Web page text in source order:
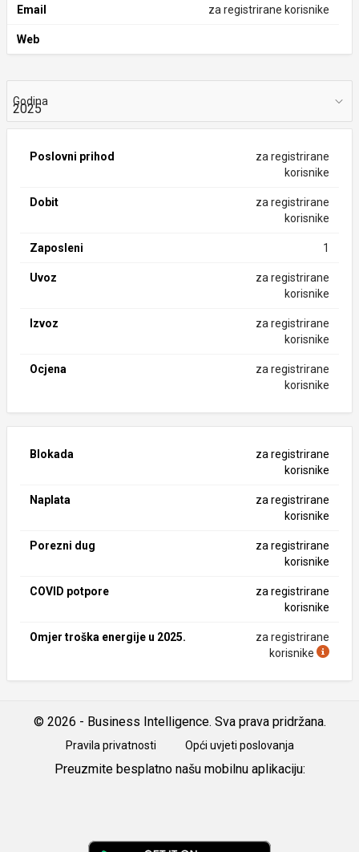
Email za registrirane korisnike
Web
Godina
Poslovni prihod
za registrirane
korisnike
Dobit
za registrirane
korisnike
Zaposleni 1
Uvoz
za registrirane
korisnike
Izvoz
za registrirane
korisnike
Ocjena
za registrirane
korisnike
Blokada
za registrirane
korisnike
Naplata
za registrirane
korisnike
Porezni dug
za registrirane
korisnike
COVID potpore
za registrirane
korisnike
Omjer troška energije u 2025.
za registrirane
korisnike
© 2026 - Business Intelligence. Sva prava pridržana.
Pravila privatnosti Opći uvjeti poslovanja
Preuzmite besplatno našu mobilnu aplikaciju: